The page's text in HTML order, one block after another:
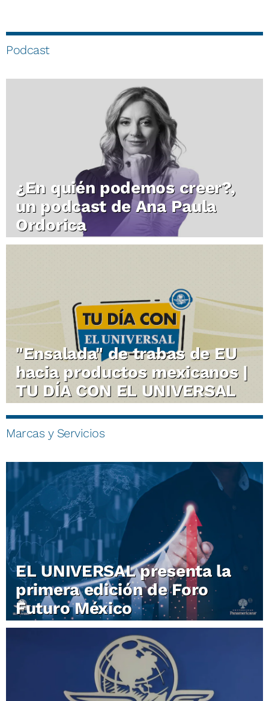
Podcast
¿En quién podemos creer?,
un podcast de Ana Paula
Ordorica
"Ensalada" de trabas de EU
hacia productos mexicanos |
TU DÍA CON EL UNIVERSAL
Marcas y Servicios
EL UNIVERSAL presenta la
primera edición de Foro
Futuro México